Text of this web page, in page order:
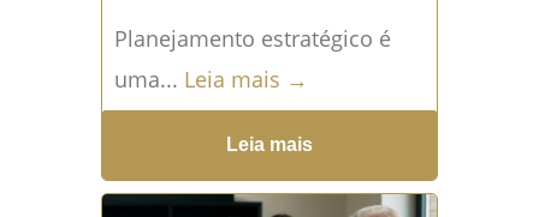
Planejamento estratégico é
uma... Leia mais →
Leia mais